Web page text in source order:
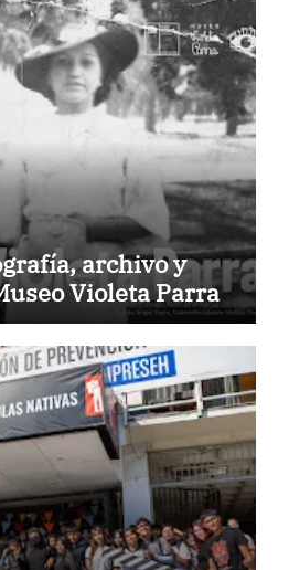
archivo y
Violeta Parra